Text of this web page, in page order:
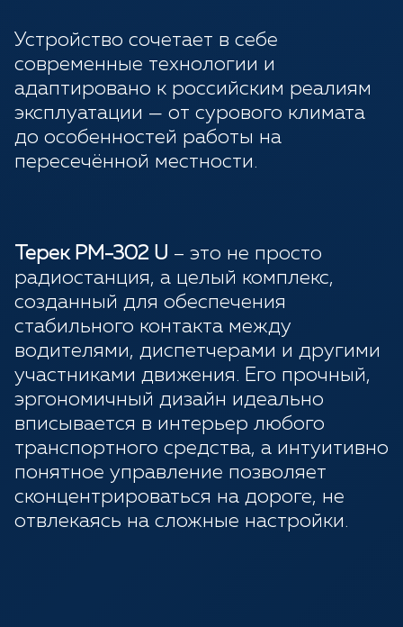
Устройство сочетает в себе
современные технологии и
адаптировано к российским реалиям
эксплуатации — от сурового климата
до особенностей работы на
пересечённой местности.
Терек РМ-302 U – это не просто
радиостанция, а целый комплекс,
созданный для обеспечения
стабильного контакта между
водителями, диспетчерами и другими
участниками движения. Его прочный,
эргономичный дизайн идеально
вписывается в интерьер любого
транспортного средства, а интуитивно
понятное управление позволяет
сконцентрироваться на дороге, не
отвлекаясь на сложные настройки.